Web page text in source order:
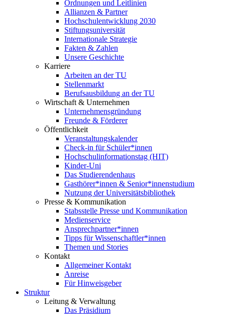
Ordnungen und Leitlinien
Allianzen & Partner
Hochschulentwicklung 2030
Stiftungsuniversität
Internationale Strategie
Fakten & Zahlen
Unsere Geschichte
Karriere
Arbeiten an der TU
Stellenmarkt
Berufsausbildung an der TU
Wirtschaft & Unternehmen
Unternehmensgründung
Freunde & Förderer
Öffentlichkeit
Veranstaltungskalender
Check-in für Schüler*innen
Hochschulinformationstag (HIT)
Kinder-Uni
Das Studierendenhaus
Gasthörer*innen & Senior*innenstudium
Nutzung der Universitätsbibliothek
Presse & Kommunikation
Stabsstelle Presse und Kommunikation
Medienservice
Ansprechpartner*innen
Tipps für Wissenschaftler*innen
Themen und Stories
Kontakt
Allgemeiner Kontakt
Anreise
Für Hinweisgeber
Struktur
Leitung & Verwaltung
Das Präsidium